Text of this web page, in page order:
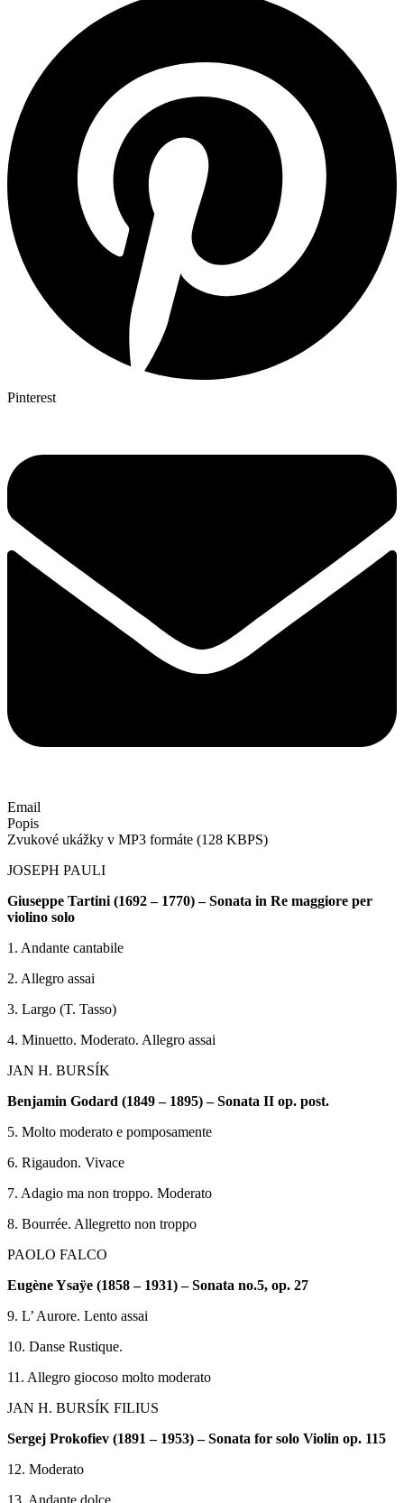
Pinterest
Email
Popis
Zvukové ukážky v MP3 formáte (128 KBPS)
JOSEPH PAULI
Giuseppe Tartini (1692 – 1770) –Sonata in Re maggiore per
violino solo
1. Andante cantabile
2. Allegro assai
3. Largo (T. Tasso)
4. Minuetto. Moderato. Allegro assai
JAN H. BURSÍK
Benjamin Godard (1849 – 1895) – Sonata II op. post.
5. Molto moderato e pomposamente
6. Rigaudon. Vivace
7. Adagio ma non troppo. Moderato
8. Bourrée. Allegretto non troppo
PAOLO FALCO
Eugène Ysaÿe (1858 – 1931) – Sonata no.5, op. 27
9. L’ Aurore. Lento assai
10. Danse Rustique.
11. Allegro giocoso molto moderato
JAN H. BURSÍK FILIUS
Sergej Prokofiev (1891 – 1953) – Sonata for solo Violin op. 115
12. Moderato
13. Andante dolce